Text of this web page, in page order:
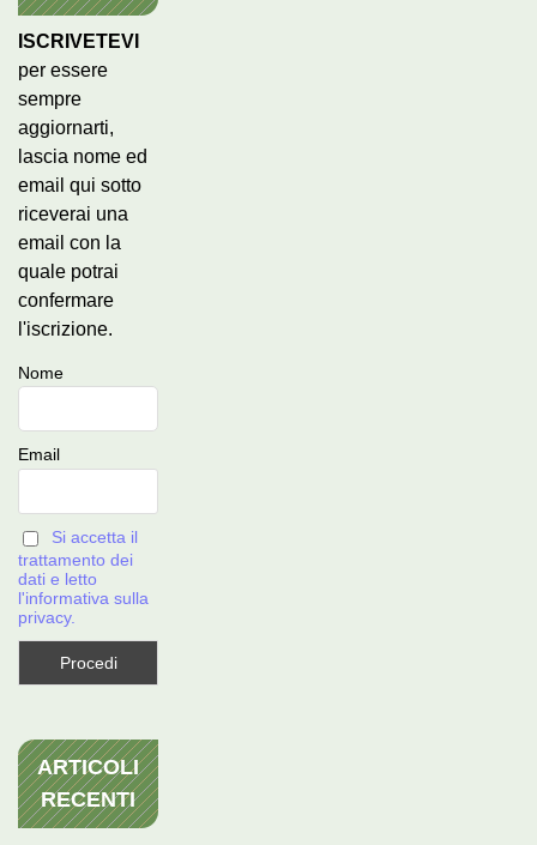
ISCRIVETEVI
per essere
sempre
aggiornarti,
lascia nome ed
email qui sotto
riceverai una
email con la
quale potrai
confermare
l'iscrizione.
Nome
Email
Si accetta il
trattamento dei
dati e letto
l'informativa sulla
privacy.
ARTICOLI
RECENTI